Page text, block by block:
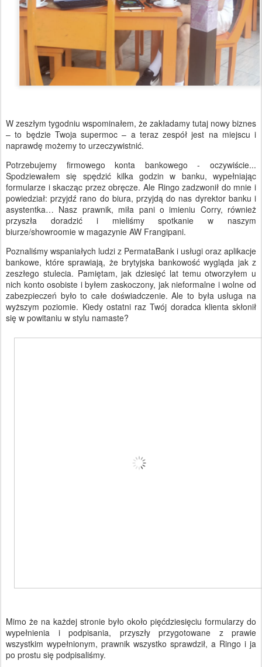
W zeszłym tygodniu wspominałem, że zakładamy tutaj nowy biznes
– to będzie Twoja supermoc – a teraz zespół jest na miejscu i
naprawdę możemy to urzeczywistnić.
Potrzebujemy firmowego konta bankowego - oczywiście...
Spodziewałem się spędzić kilka godzin w banku, wypełniając
formularze i skacząc przez obręcze. Ale Ringo zadzwonił do mnie i
powiedział: przyjdź rano do biura, przyjdą do nas dyrektor banku i
asystentka… Nasz prawnik, miła pani o imieniu Corry, również
przyszła doradzić i mieliśmy spotkanie w naszym
biurze/showroomie w magazynie AW Frangipani.
Poznaliśmy wspaniałych ludzi z PermataBank i usługi oraz aplikacje
bankowe, które sprawiają, że brytyjska bankowość wygląda jak z
zeszłego stulecia. Pamiętam, jak dziesięć lat temu otworzyłem u
nich konto osobiste i byłem zaskoczony, jak nieformalne i wolne od
zabezpieczeń było to całe doświadczenie. Ale to była usługa na
wyższym poziomie. Kiedy ostatni raz Twój doradca klienta skłonił
się w powitaniu w stylu namaste?
Mimo że na każdej stronie było około pięćdziesięciu formularzy do
wypełnienia i podpisania, przyszły przygotowane z prawie
wszystkim wypełnionym, prawnik wszystko sprawdził, a Ringo i ja
po prostu się podpisaliśmy.